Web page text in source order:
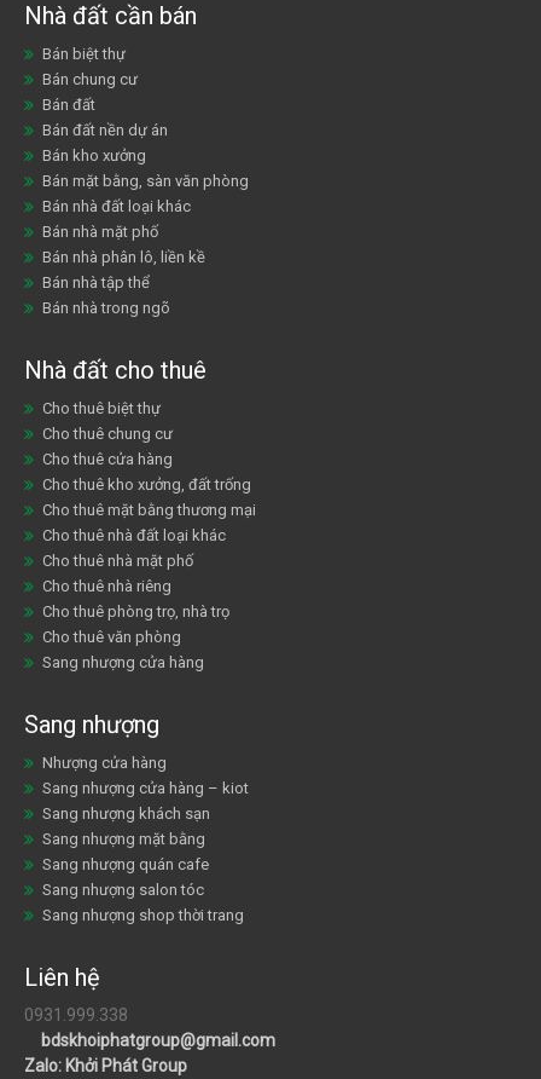
Nhà đất cần bán
Bán biệt thự
Bán chung cư
Bán đất
Bán đất nền dự án
Bán kho xưởng
Bán mặt bằng, sàn văn phòng
Bán nhà đất loại khác
Bán nhà mặt phố
Bán nhà phân lô, liền kề
Bán nhà tập thể
Bán nhà trong ngõ
Nhà đất cho thuê
Cho thuê biệt thự
Cho thuê chung cư
Cho thuê cửa hàng
Cho thuê kho xưởng, đất trống
Cho thuê mặt bằng thương mại
Cho thuê nhà đất loại khác
Cho thuê nhà mặt phố
Cho thuê nhà riêng
Cho thuê phòng trọ, nhà trọ
Cho thuê văn phòng
Sang nhượng cửa hàng
Sang nhượng
Nhượng cửa hàng
Sang nhượng cửa hàng – kiot
Sang nhượng khách sạn
Sang nhượng mặt bằng
Sang nhượng quán cafe
Sang nhượng salon tóc
Sang nhượng shop thời trang
Liên hệ
0931.999.338
bdskhoiphatgroup@gmail.com
Zalo: Khởi Phát Group